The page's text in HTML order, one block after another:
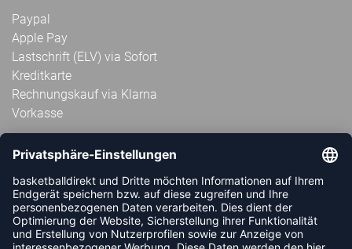
Paypal
Apple Pay
Lastschrift (ELV) via Sofort
Kreditkarte
Rechnungskauf via Klarna
Vorkasse
ABONNIERE JETZT DEN KOSTENLOSEN
HANDBALLDIREKT-NEWSLETTER UND VERPASSE KEINE
NEUIGKEIT ODER AKTION MEHR.
JETZT ANMELDEN